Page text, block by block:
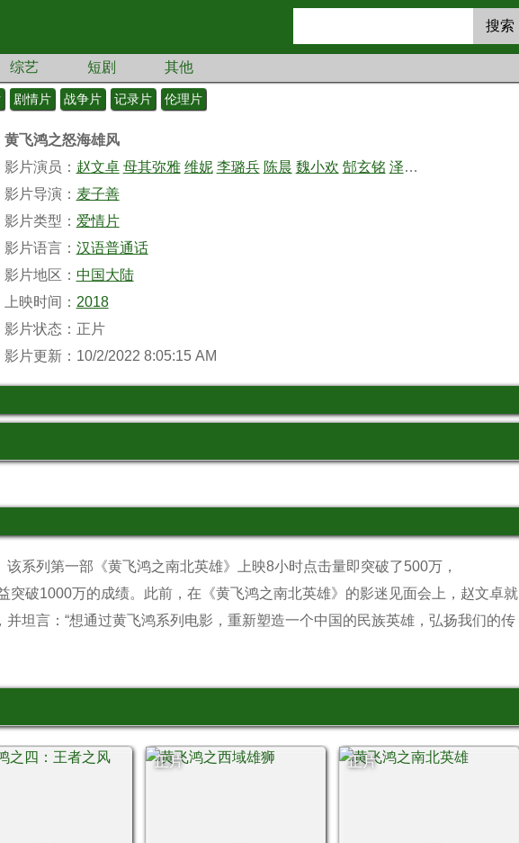
搜索
综艺 短剧 其他
剧情片 战争片 记录片 伦理片
黄飞鸿之怒海雄风
影片演员： 赵文卓 母其弥雅 维妮 李璐兵 陈晨 魏小欢 郜玄铭 泽田谦也
影片导演： 麦子善
影片类型： 爱情片
影片语言： 汉语普通话
影片地区： 中国大陆
上映时间： 2018
影片状态：正片
影片更新：10/2/2022 8:05:15 AM
系列第一部《黄飞鸿之南北英雄》上映8小时点击量即突破了500万，
突破1000万的成绩。此前，在《黄飞鸿之南北英雄》的影迷见面会上，赵文卓就
坦言：“想通过黄飞鸿系列电影，重新塑造一个中国的民族英雄，弘扬我们的传
正片 正片